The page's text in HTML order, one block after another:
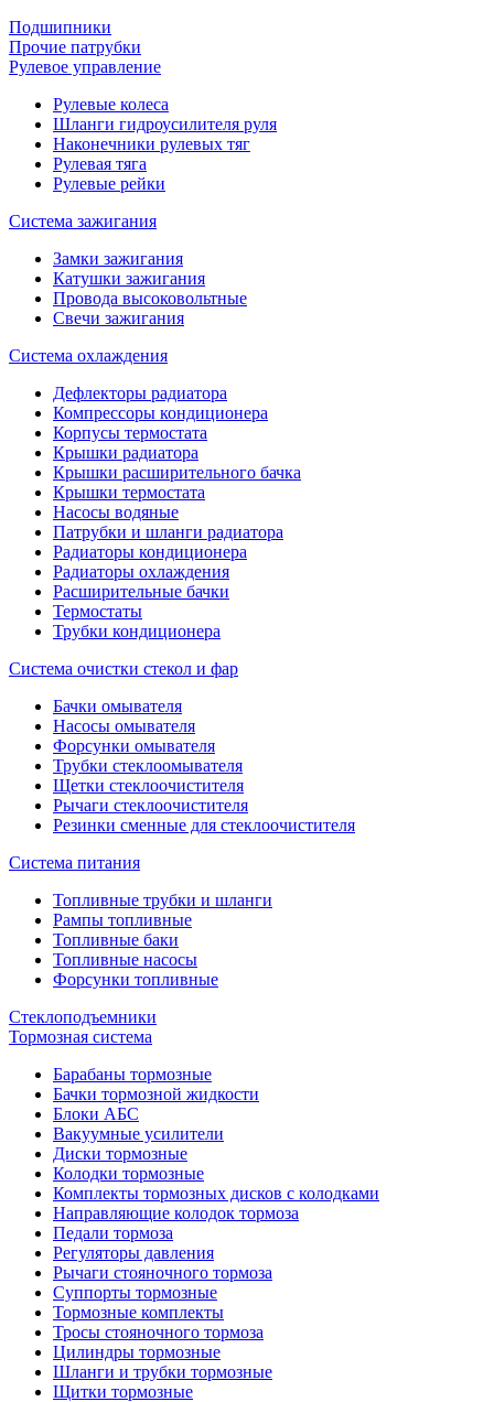
Подшипники
Прочие патрубки
Рулевое управление
Рулевые колеса
Шланги гидроусилителя руля
Наконечники рулевых тяг
Рулевая тяга
Рулевые рейки
Система зажигания
Замки зажигания
Катушки зажигания
Провода высоковольтные
Свечи зажигания
Система охлаждения
Дефлекторы радиатора
Компрессоры кондиционера
Корпусы термостата
Крышки радиатора
Крышки расширительного бачка
Крышки термостата
Насосы водяные
Патрубки и шланги радиатора
Радиаторы кондиционера
Радиаторы охлаждения
Расширительные бачки
Термостаты
Трубки кондиционера
Система очистки стекол и фар
Бачки омывателя
Насосы омывателя
Форсунки омывателя
Трубки стеклоомывателя
Щетки стеклоочистителя
Рычаги стеклоочистителя
Резинки сменные для стеклоочистителя
Система питания
Топливные трубки и шланги
Рампы топливные
Топливные баки
Топливные насосы
Форсунки топливные
Стеклоподъемники
Тормозная система
Барабаны тормозные
Бачки тормозной жидкости
Блоки АБС
Вакуумные усилители
Диски тормозные
Колодки тормозные
Комплекты тормозных дисков с колодками
Направляющие колодок тормоза
Педали тормоза
Регуляторы давления
Рычаги стояночного тормоза
Суппорты тормозные
Тормозные комплекты
Тросы стояночного тормоза
Цилиндры тормозные
Шланги и трубки тормозные
Щитки тормозные